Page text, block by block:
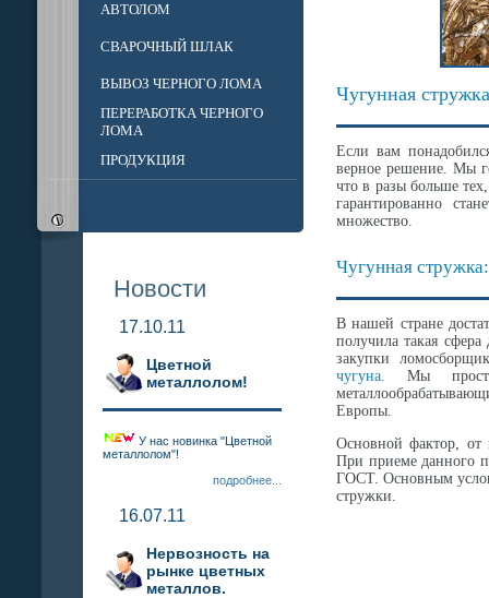
АВТОЛОМ
СВАРОЧНЫЙ ШЛАК
ВЫВОЗ ЧЕРНОГО ЛОМА
ПЕРЕРАБОТКА ЧЕРНОГО
ЛОМА
ПРОДУКЦИЯ
Новости
17.10.11
Цветной
металлолом!
У нас новинка "Цветной
металлолом"!
подробнее...
16.07.11
Нервозность на
рынке цветных
металлов.
Чугунная
Если вам
верное решение. Мы
что в разы больше
гарантированно
множество.
Чугунная
В нашей стране
получила такая
закупки
чугуна. Мы
Европы.
Основной фактор, от
При приеме данного
ГОСТ. Основным
стружки.